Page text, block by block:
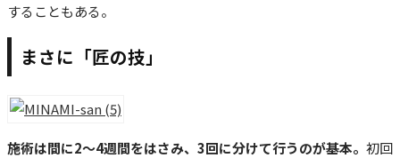
することもある。
まさに「匠の技」
施術は間に2～4週間をはさみ、3回に分けて行うのが基本。 初回